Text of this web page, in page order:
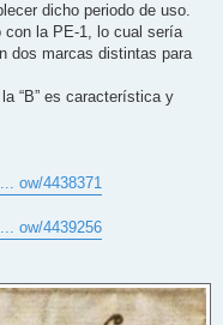
dicho periodo de uso.
con la PE-1, lo cual sería
dos marcas distintas para
“B” es característica y
ow/4438371
ow/4439256